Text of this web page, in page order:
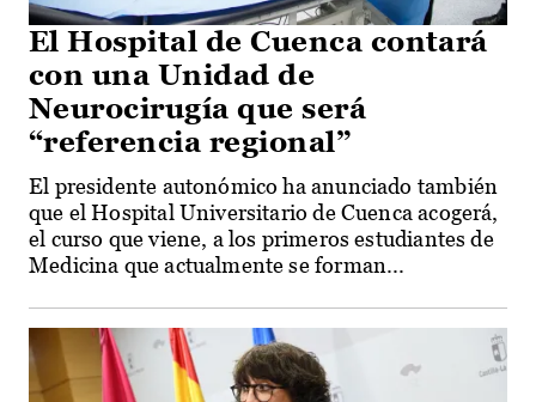
El Hospital de Cuenca contará
con una Unidad de
Neurocirugía que será
“referencia regional”
El presidente autonómico ha anunciado también
que el Hospital Universitario de Cuenca acogerá,
el curso que viene, a los primeros estudiantes de
Medicina que actualmente se forman...